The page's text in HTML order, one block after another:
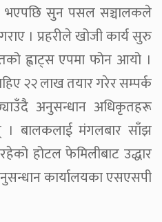
भएपछि सुन पसल सञ्चालकले
। प्रहरीले खोजी कार्य सुरु
ह्वाट्स एपमा फोन आयो ।
२२ लाख तयार गरेर सम्पर्क
अनुसन्धान अधिकृतहरू
बालकलाई मंगलबार साँझ
होटल फेमिलीबाट उद्धार
कार्यालयका एसएसपी